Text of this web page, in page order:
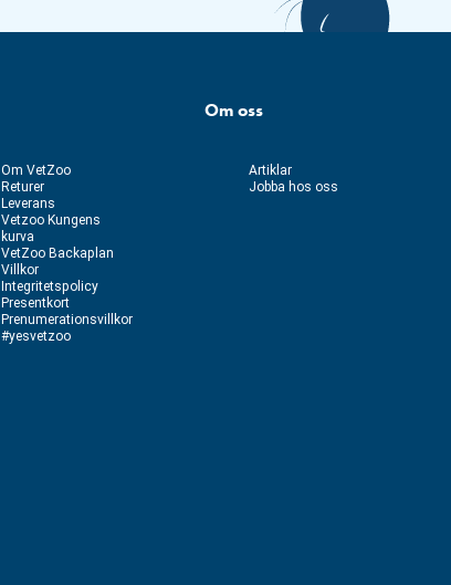
Om VetZoo
Returer
Leverans
Vetzoo Kungens
kurva
VetZoo Backaplan
Villkor
Integritetspolicy
Presentkort
Prenumerationsvillkor
#yesvetzoo
Om oss
Artiklar
Jobba hos oss